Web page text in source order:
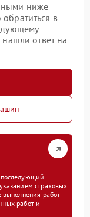
ниже
в
ответ на
последующий
страховых
выполнения работ
работ и